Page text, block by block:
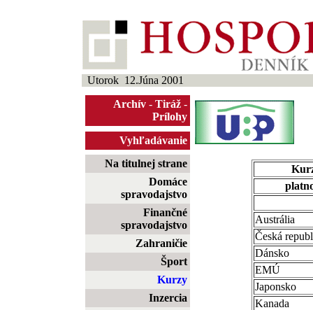
Utorok 12.Júna 2001
Archív - Tiráž -
Prílohy
Vyhľadávanie
Na titulnej strane
Domáce
spravodajstvo
Finančné
spravodajstvo
Zahraničie
Šport
Kurzy
Inzercia
Austrália
Česká
Dánsko
EMÚ
Japonsko
Kanada